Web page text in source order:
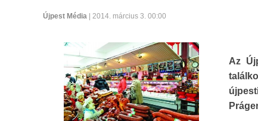
Újpest Média | 2014. március 3. 00:00
Az